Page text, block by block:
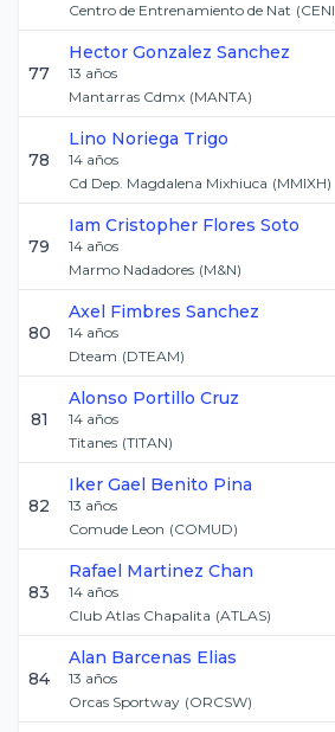
Centro de Entrenamiento de Nat (CENI
77
Hector Gonzalez Sanchez
13 años
Mantarras Cdmx (MANTA)
78
Lino Noriega Trigo
14 años
Cd Dep. Magdalena Mixhiuca (MMIXH)
79
Iam Cristopher Flores Soto
14 años
Marmo Nadadores (M&N)
80
Axel Fimbres Sanchez
14 años
Dteam (DTEAM)
81
Alonso Portillo Cruz
14 años
Titanes (TITAN)
82
Iker Gael Benito Pina
13 años
Comude Leon (COMUD)
83
Rafael Martinez Chan
14 años
Club Atlas Chapalita (ATLAS)
84
Alan Barcenas Elias
13 años
Orcas Sportway (ORCSW)